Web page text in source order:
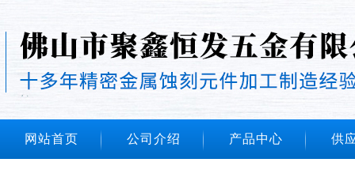
网站首页 公司介绍 产品中心 供